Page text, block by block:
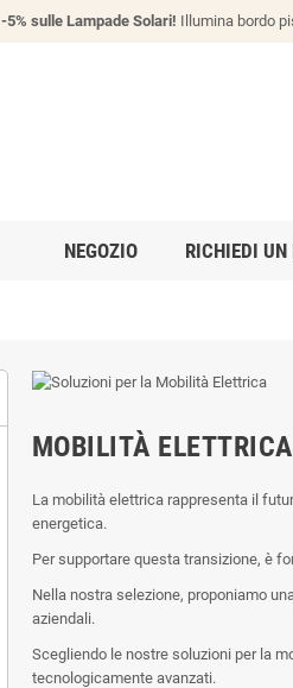
sulle Lampade Solari! Illumina bordo
NEGOZIO RICHIEDI UN
MOBILITÀ ELETTRICA
La mobilità elettrica rappresenta il
energetica.
Per supportare questa transizione, è
Nella nostra selezione, proponiamo
aziendali.
Scegliendo le nostre soluzioni per la
tecnologicamente avanzati.